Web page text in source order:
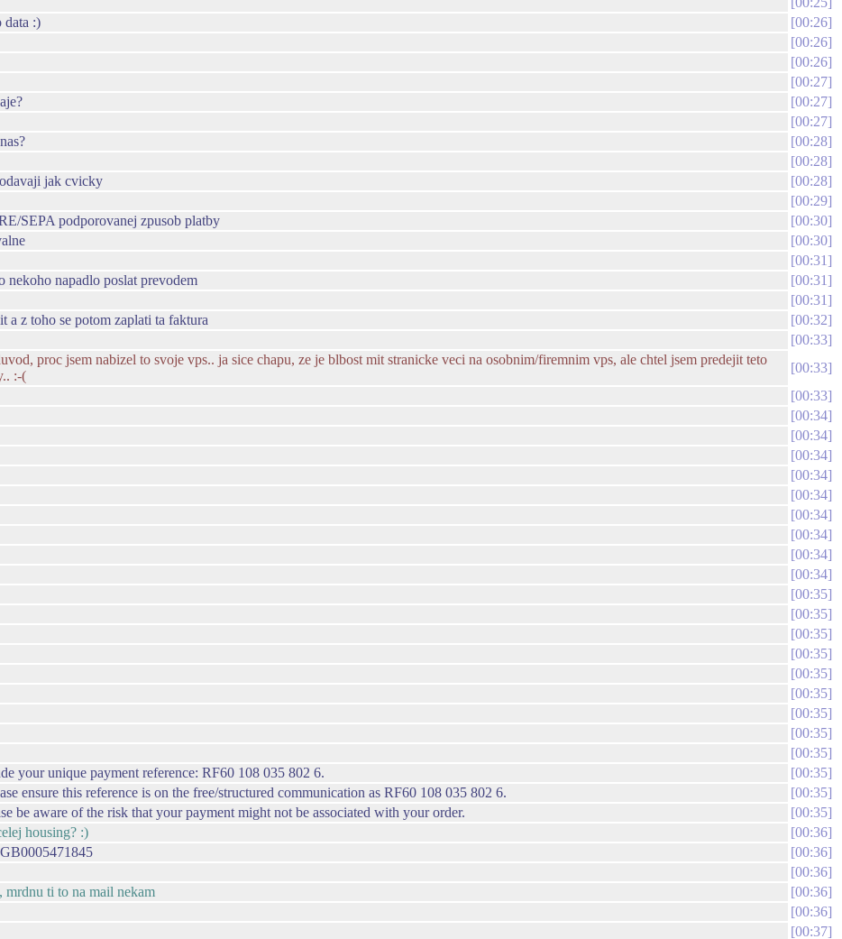
data :)
00:26
00:26
00:26
00:27
00:27
00:27
00:28
00:28
jak cvicky
00:28
00:29
SEPA podporovanej zpusob platby
00:30
00:30
00:31
nekoho napadlo poslat prevodem
00:31
00:31
a z toho se potom zaplati ta faktura
00:32
00:33
proc jsem nabizel to svoje vps.. ja sice chapu, ze je blbost mit stranicke veci na osobnim/firemnim vps, ale chtel jsem predejit teto
:-(
00:33
00:33
00:34
00:34
00:34
00:34
00:34
00:34
00:34
00:34
00:34
00:35
00:35
00:35
00:35
00:35
00:35
00:35
00:35
00:35
your unique payment reference: RF60 108 035 802 6.
00:35
ensure this reference is on the free/structured communication as RF60 108 035 802 6.
00:35
be aware of the risk that your payment might not be associated with your order.
00:35
housing? :)
00:36
00:36
00:36
mrdnu ti to na mail nekam
00:36
00:36
00:37